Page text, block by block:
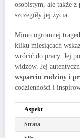
osobistym, ale także z
szczegóły jej życia.
Mimo ogromnej
kilku miesiącach
wrócić do pracy. Jej
widzów. Jej
wsparciu rodziny i
codzienności i
Aspekt
Strata